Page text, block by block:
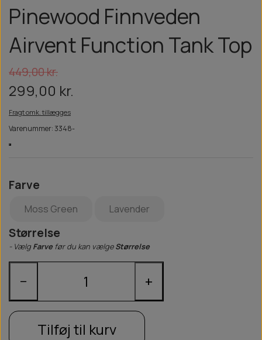
Pinewood Finnveden
Airvent Function Tank Top
449,00 kr.
299,00 kr.
Fragt omk. tillægges
Varenummer: 3348-
Farve
Moss Green Lavender
Størrelse
- VælgFarve før du kan vælgeStørrelse
− +
Tilføj til kurv